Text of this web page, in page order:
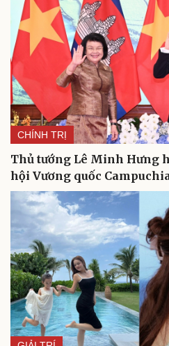
CHÍNH TRỊ
Thủ tướng Lê Minh Hưng
hội Vương quốc